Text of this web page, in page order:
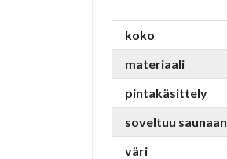
koko
materiaali
pintakäsittely
soveltuu saunaan
väri